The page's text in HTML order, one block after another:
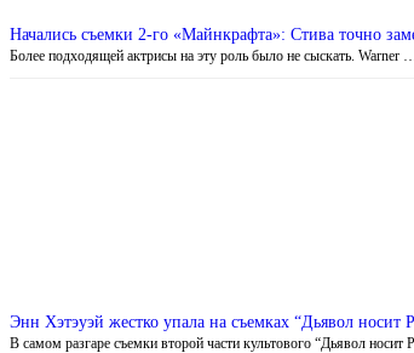
Начались съемки 2-го «Майнкрафта»: Стива точно
Более подходящей актрисы на эту роль было не сыскать. Warner …
Энн Хэтэуэй жестко упала на съемках “Дьявол носит
В самом разгаре съемки второй части культового “Дьявол носит